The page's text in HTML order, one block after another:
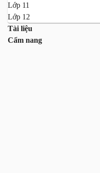
Lớp 11
Lớp 12
Tài liệu
Cẩm nang